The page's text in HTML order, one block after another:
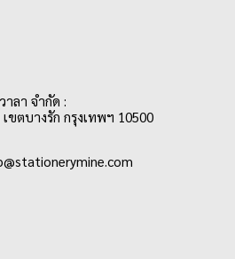
ลา จำกัด :
ขตบางรัก กรุงเทพฯ 10500